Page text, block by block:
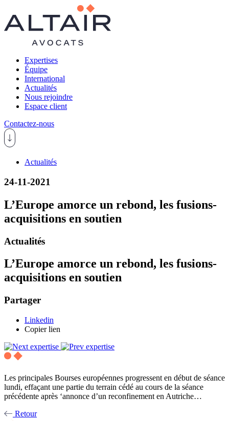
Expertises
Équipe
International
Actualités
Nous rejoindre
Espace client
Contactez-nous
Actualités
24-11-2021
L’Europe amorce un rebond, les fusions-
acquisitions en soutien
Actualités
L’Europe amorce un rebond, les fusions-
acquisitions en soutien
Partager
Linkedin
Copier lien
Les principales Bourses européennes progressent en début de séance
lundi, effaçant une partie du terrain cédé au cours de la séance
précédente après ‘annonce d’un reconfinement en Autriche…
Retour